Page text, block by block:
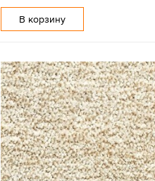
В корзину